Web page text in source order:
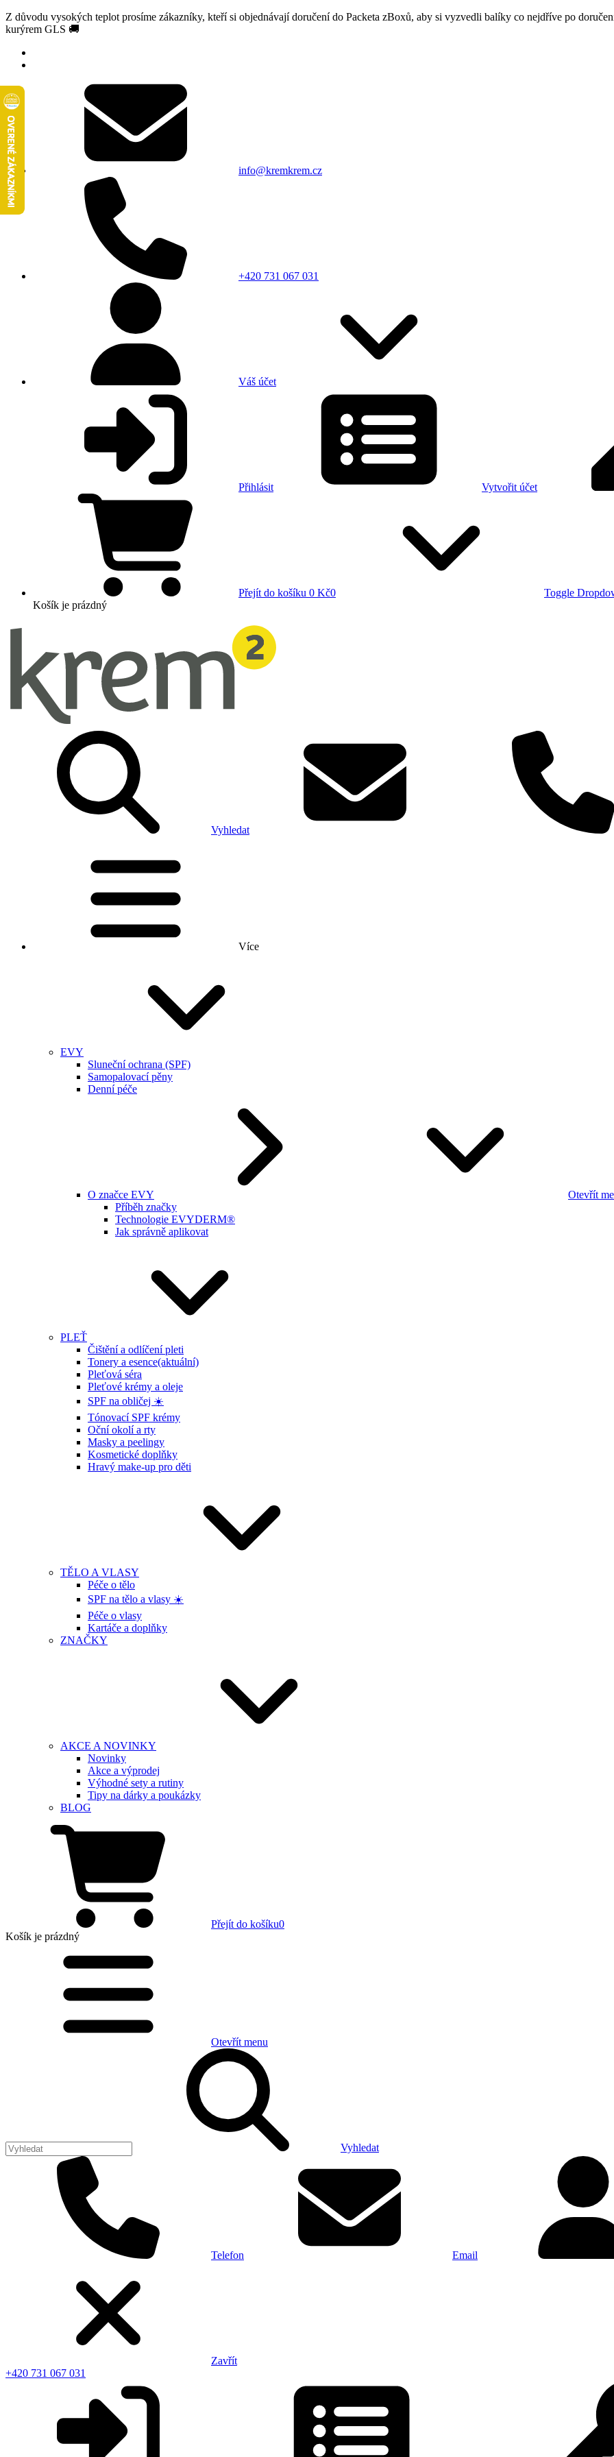
Z důvodu vysokých teplot prosíme zákazníky, kteří si objednávají doručení do Packeta zBoxů, aby si vyzvedli balíky co nejdříve po
kurýrem GLS 🚚
info@kremkrem.cz
+420 731 067 031
Váš účet
Přihlásit Vytvořit účet
Přejít do košíku 0 Kč0
Toggle
Košík je prázdný
Vyhledat
Více
EVY
Sluneční ochrana (SPF)
Samopalovací pěny
Denní péče
O značce EVY
Otevřít
Příběh značky
Technologie EVYDERM®
Jak správně aplikovat
PLEŤ
Čištění a odlíčení pleti
Tonery a esence(aktuální)
Pleťová séra
Pleťové krémy a oleje
SPF na obličej ☀️
Tónovací SPF krémy
Oční okolí a rty
Masky a peelingy
Kosmetické doplňky
Hravý make-up pro děti
TĚLO A VLASY
Péče o tělo
SPF na tělo a vlasy ☀️
Péče o vlasy
Kartáče a doplňky
ZNAČKY
AKCE A NOVINKY
Novinky
Akce a výprodej
Výhodné sety a rutiny
Tipy na dárky a poukázky
BLOG
Přejít do košíku0
Košík je prázdný
Otevřít menu
Vyhledat
Telefon Email
Zavřít
+420 731 067 031